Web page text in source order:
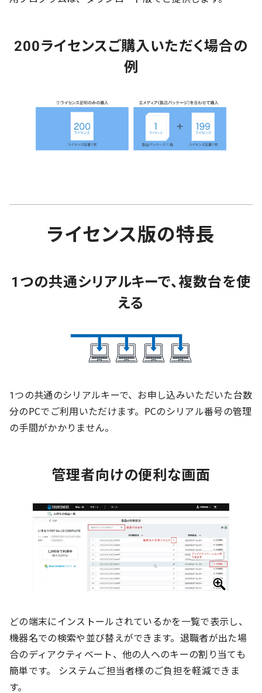
200ライセンスご購入いただく場合の
例
ライセンス版の特長
1つの共通シリアルキーで、複数台を使
える
1つの共通のシリアルキーで、お申し込みいただいた台数
分のPCでご利用いただけます。PCのシリアル番号の管理
の手間がかかりません。
管理者向けの便利な画面
どの端末にインストールされているかを一覧で表示し、
機器名での検索や並び替えができます。退職者が出た場
合のディアクティベート、他の人へのキーの割り当ても
簡単です。 システムご担当者様のご負担を軽減できま
す。